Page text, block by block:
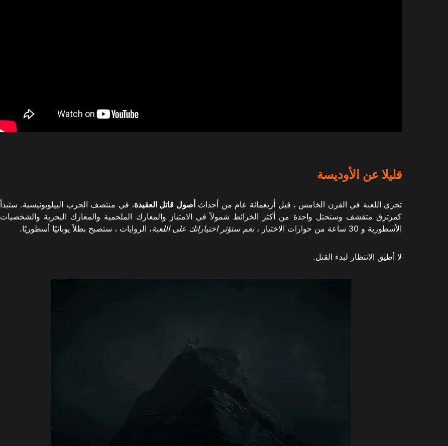
قليلا عن الأوديسة
تجري اللعبة في القرن الخامس ، قبل أربعمائة عام من أحداث أصول قاتل العقيدة، في منتصف الحرب البيلوبونيسية. ستبدأ
كمرتزق متقشف وستحتل واحدة من أكثر الخرائط شمولاً في الامتياز والمعارك الملحمية والمعارك البحرية والشخصيات
الأسطورية و 30 ساعة من حوارات الاختيار ،
نعم ستؤثر اختياراتك على اللعبة، الروايات ، ستصبح بطلاً يونانيًا أسطوريًا.
لا أطيق الانتظار لبدء القتل.